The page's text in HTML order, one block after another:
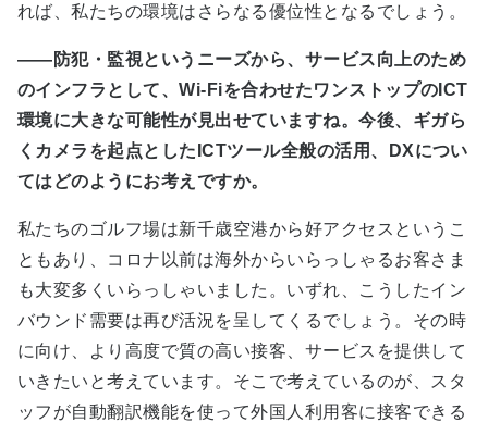
れば、私たちの環境はさらなる優位性となるでしょう。
――防犯・監視というニーズから、サービス向上のため
のインフラとして、Wi-Fiを合わせたワンストップのICT
環境に大きな可能性が見出せていますね。今後、ギガら
くカメラを起点としたICTツール全般の活用、DXについ
てはどのようにお考えですか。
私たちのゴルフ場は新千歳空港から好アクセスというこ
ともあり、コロナ以前は海外からいらっしゃるお客さま
も大変多くいらっしゃいました。いずれ、こうしたイン
バウンド需要は再び活況を呈してくるでしょう。その時
に向け、より高度で質の高い接客、サービスを提供して
いきたいと考えています。そこで考えているのが、スタ
ッフが自動翻訳機能を使って外国人利用客に接客できる